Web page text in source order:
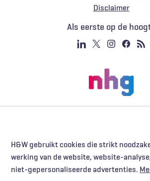
H&W gebruikt cookies die strikt
werking van de website, website-
niet-gepersonaliseerde advertenties.
Voet
Disclaimer
Als eerste op de